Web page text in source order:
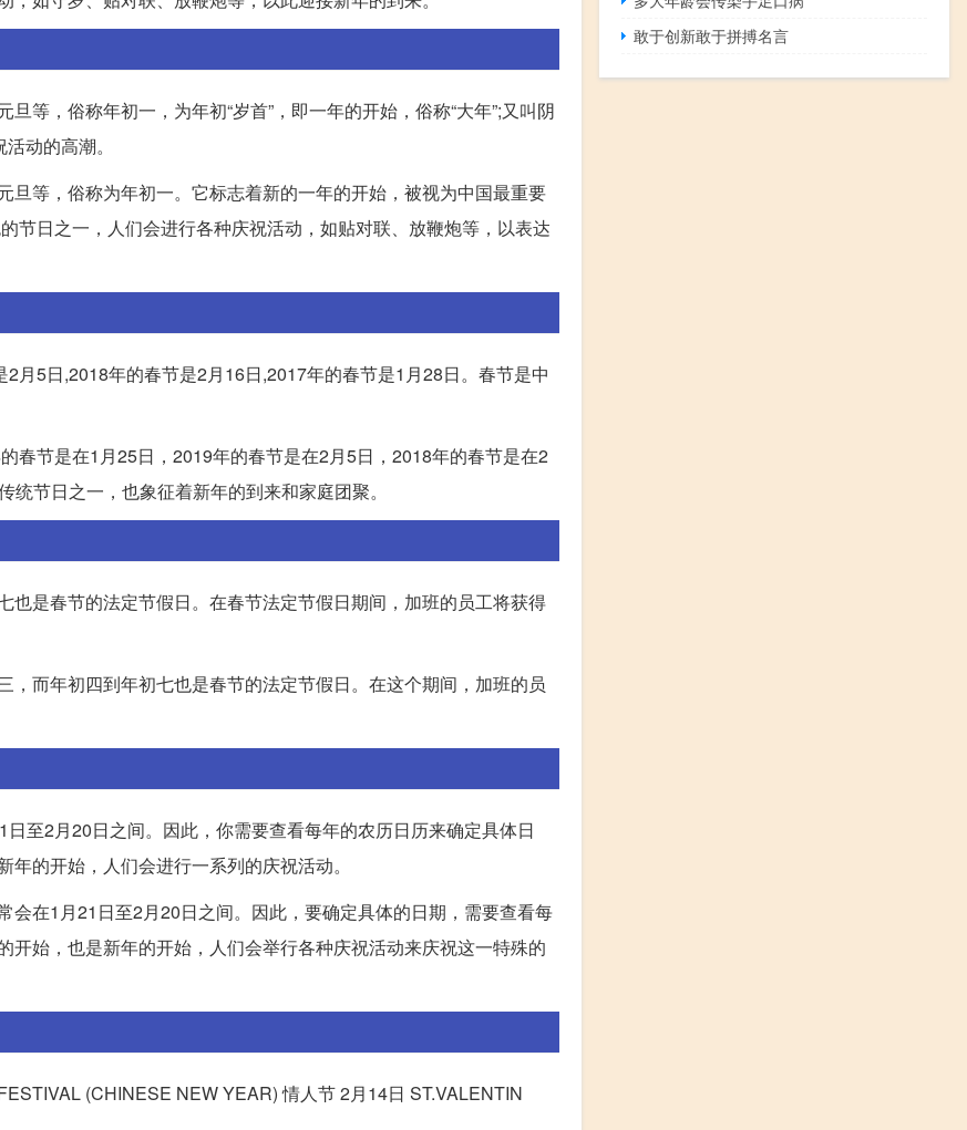
等，俗称年初一，为年初“岁首”，即一年的开始，俗称“大年”;又叫阴
动的高潮。
等，俗称为年初一。它标志着新的一年的开始，被视为中国最重要
节日之一，人们会进行各种庆祝活动，如贴对联、放鞭炮等，以表达
月5日,2018年的春节是2月16日,2017年的春节是1月28日。春节是中
春节是在1月25日，2019年的春节是在2月5日，2018年的春节是在2
节日之一，也象征着新年的到来和家庭团聚。
是春节的法定节假日。在春节法定节假日期间，加班的员工将获得
而年初四到年初七也是春节的法定节假日。在这个期间，加班的员
至2月20日之间。因此，你需要查看每年的农历日历来确定具体日
的开始，人们会进行一系列的庆祝活动。
在1月21日至2月20日之间。因此，要确定具体的日期，需要查看每
始，也是新年的开始，人们会举行各种庆祝活动来庆祝这一特殊的
(CHINESE NEW YEAR) 情人节 2月14日 ST.VALENTIN
敢于创新敢于拼搏名言